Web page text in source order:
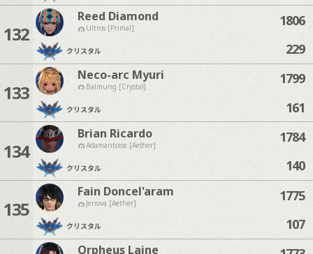
132
Reed Diamond
Ultros [Primal]
クリスタル
1806
229
133
Neco-arc Myuri
Balmung [Crystal]
クリスタル
1799
161
134
Brian Ricardo
Adamantoise [Aether]
クリスタル
1784
140
135
Fain Doncel'aram
Jenova [Aether]
クリスタル
1775
107
Orpheus Laine